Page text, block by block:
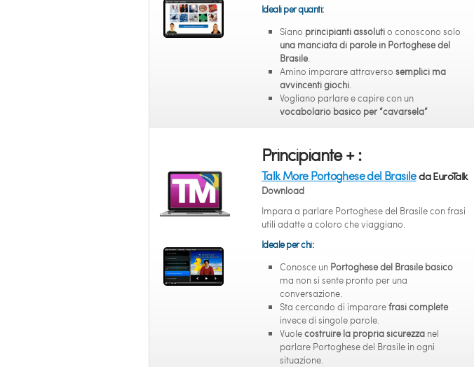
Ideali per quanti:
Siano principianti assolutio conoscono solo
una manciata di parole in Portoghese del
Brasile.
Amino imparare attraverso semplici ma
avvincenti giochi.
Vogliano parlare e capire con un
vocabolario basico per “cavarsela”
Principiante + :
Talk More Portoghese del Brasileda EuroTalk
Download
Impara a parlare Portoghese del Brasile con frasi
utili adatte a coloro che viaggiano.
Ideale per chi:
Conosce un Portoghese del Brasile basico
ma non si sente pronto per una
conversazione.
Sta cercando di impararefrasi complete
invece di singole parole.
Vuolecostruire la propria sicurezza nel
parlare Portoghese del Brasile in ogni
situazione.